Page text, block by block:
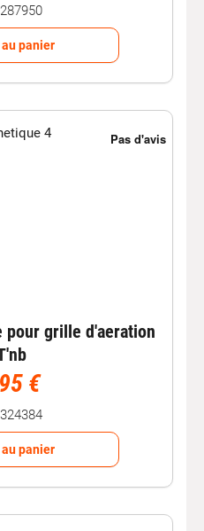
panier
pour grille d'aeration
€
panier